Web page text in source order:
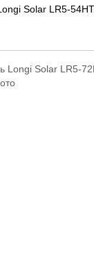
Solar LR5-